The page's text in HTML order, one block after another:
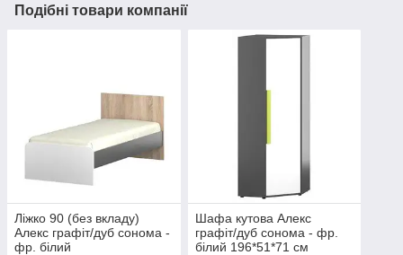
Подібні товари компанії
Ліжко 90 (без вкладу)
Алекс графіт/дуб сонома -
фр. білий
Шафа кутова Алекс
графіт/дуб сонома - фр.
білий 196*51*71 см